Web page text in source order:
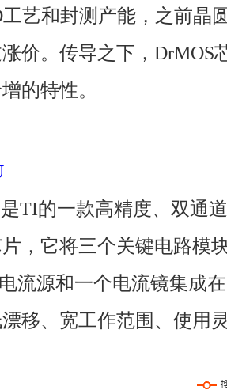
艺和封测产能，之前晶
价。传导之下，DrMOS
的特性。
TI的一款高精度、双通
，它将三个关键电路模
流源和一个电流镜集成
移、宽工作范围、使用